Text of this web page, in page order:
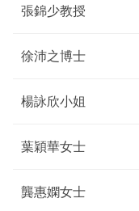
張錦少教授
徐沛之博士
楊詠欣小姐
葉穎華女士
龔惠嫻女士